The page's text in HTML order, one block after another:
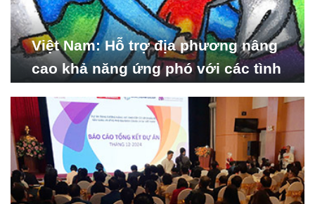
Việt Nam: Hỗ trợ địa phương nâng
cao khả năng ứng phó với các tình